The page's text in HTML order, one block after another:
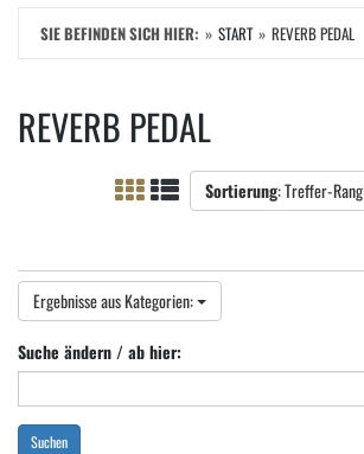
SIE BEFINDEN SICH HIER: START REVERB PEDAL
REVERB PEDAL
Sortierung: Treffer-Rang
Ergebnisse aus Kategorien:
Suche ändern / ab hier:
Suchen